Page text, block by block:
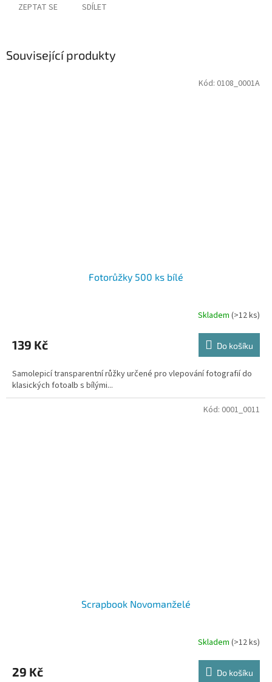
ZEPTAT SE SDÍLET
Související produkty
Fotorůžky 500 ks bílé
Skladem (>12 ks)
139 Kč Do košíku
Samolepicí transparentní růžky určené pro vlepování fotografií do
klasických fotoalb s bílými...
Kód: 0108_0001A
Scrapbook Novomanželé
Skladem (>12 ks)
29 Kč Do košíku
Kód: 0001_0011